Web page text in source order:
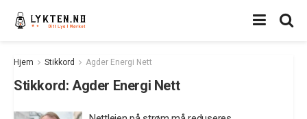
Hjem Stikkord Agder Energi Nett
Stikkord: Agder Energi Nett